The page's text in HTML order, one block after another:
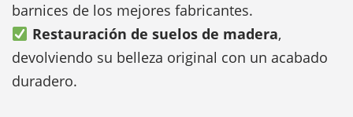
barnices de los mejores fabricantes.
Restauración de suelos de madera,
devolviendo su belleza original con un acabado
duradero.